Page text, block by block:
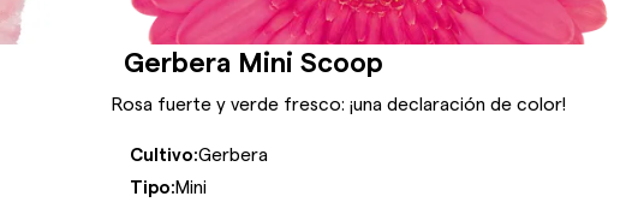
Gerbera Mini Scoop
Rosa fuerte y verde fresco: ¡una declaración de color!
Cultivo:Gerbera
Tipo:Mini